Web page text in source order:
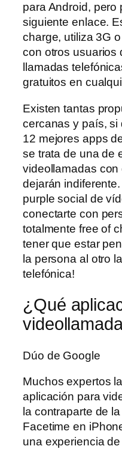
para Android, pero
siguiente enlace.
charge, utiliza 3G
con otros usuarios
llamadas
gratuitos en
Existen tantas
cercanas y país, si
12 mejores apps
se trata de una de
videollamadas con
dejarán
purple social de
conectarte con
totalmente free of
tener que estar
la persona al otro
telefónica!
¿Qué
Dúo de Google
Muchos expertos
aplicación para
la contraparte de
Facetime en
una experiencia